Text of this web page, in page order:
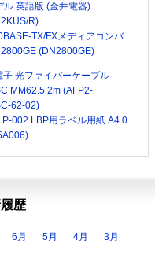
ル 英語版 (金井電器)
R)
TX/FXメディアコンバ
(DN2800GE)
子 光ファイバーケーブル
MM62.5 2m (AFP2-
62-02)
002 LBP用ラベル用紙 A4 0
歴
6月 5月 4月
3月